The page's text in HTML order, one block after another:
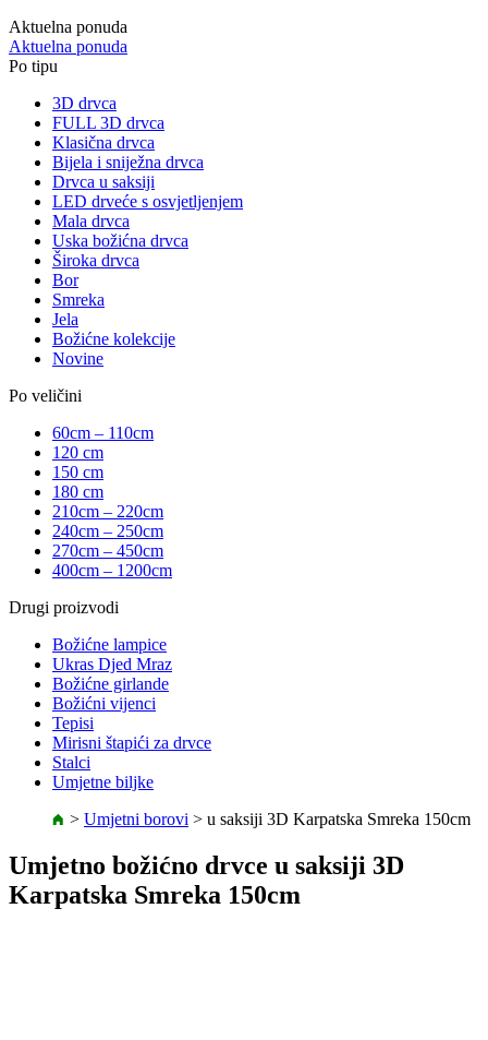
Aktuelna ponuda
Aktuelna ponuda
Po tipu
3D drvca
FULL 3D drvca
Klasična drvca
Bijela i sniježna drvca
Drvca u saksiji
LED drveće s osvjetljenjem
Mala drvca
Uska božićna drvca
Široka drvca
Bor
Smreka
Jela
Božićne kolekcije
Novine
Po veličini
60cm – 110cm
120 cm
150 cm
180 cm
210cm – 220cm
240cm – 250cm
270cm – 450cm
400cm – 1200cm
Drugi proizvodi
Božićne lampice
Ukras Djed Mraz
Božićne girlande
Božićni vijenci
Tepisi
Mirisni štapići za drvce
Stalci
Umjetne biljke
> Umjetni borovi > u saksiji 3D Karpatska Smreka 150cm
Umjetno božićno drvce u saksiji 3D
Karpatska Smreka 150cm